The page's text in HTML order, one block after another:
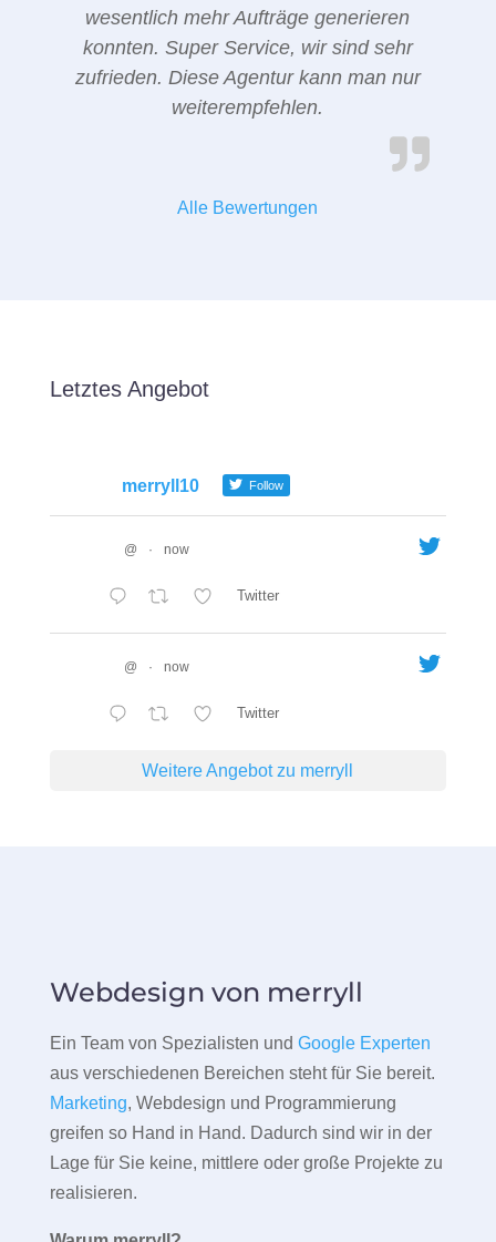
wesentlich mehr Aufträge generieren
konnten. Super Service, wir sind sehr
zufrieden. Diese Agentur kann man nur
weiterempfehlen.
Alle Bewertungen
Letztes Angebot
merryll10 Follow
@ · now
Twitter
@ · now
Twitter
Weitere Angebot zu merryll
Webdesign von merryll
Ein Team von Spezialisten und Google Experten
aus verschiedenen Bereichen steht für Sie bereit.
Marketing, Webdesign und Programmierung
greifen so Hand in Hand. Dadurch sind wir in der
Lage für Sie keine, mittlere oder große Projekte zu
realisieren.